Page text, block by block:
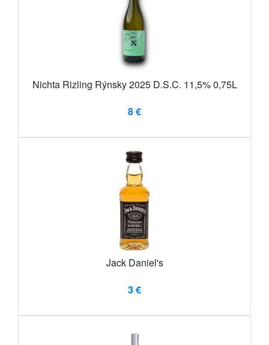
Nichta Rizling Rýnsky 2025 D.S.C. 11,5% 0,75L
8 €
Jack Daniel's
3 €